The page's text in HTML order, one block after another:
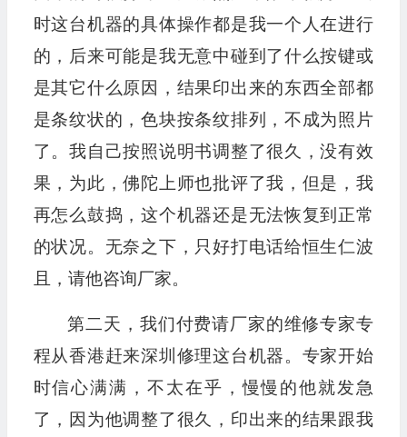
时这台机器的具体操作都是我一个人在进行
的，后来可能是我无意中碰到了什么按键或
是其它什么原因，结果印出来的东西全部都
是条纹状的，色块按条纹排列，不成为照片
了。我自己按照说明书调整了很久，没有效
果，为此，佛陀上师也批评了我，但是，我
再怎么鼓捣，这个机器还是无法恢复到正常
的状况。无奈之下，只好打电话给恒生仁波
且，请他咨询厂家。
第二天，我们付费请厂家的维修专家专
程从香港赶来深圳修理这台机器。专家开始
时信心满满，不太在乎，慢慢的他就发急
了，因为他调整了很久，印出来的结果跟我